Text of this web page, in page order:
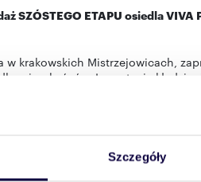
Szczegóły
SZÓSTEGO ETAPU osiedla
krakowskich Mistrzejowicach,
mieszkańców. Inwestycja kładzie
życia. Atrakcyjne położenie
z komunikacji miejskiej –
i estetyczną koncepcją. Na terenie
oraz place zabaw, co czyni